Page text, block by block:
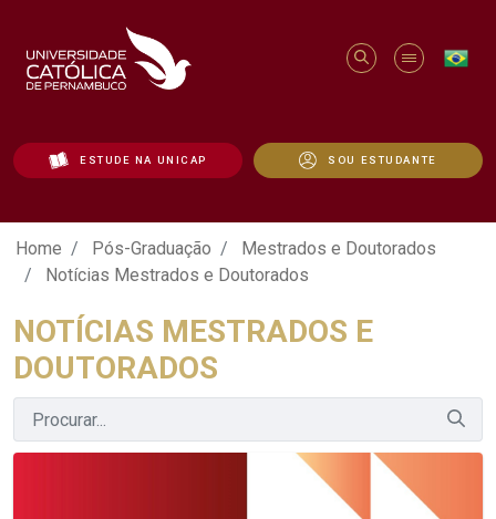
ESTUDE NA UNICAP SOU ESTUDANTE
Notícias Mestrados e Doutorados -
Home Pós-Graduação
Mestrados e Doutorados
Notícias Mestrados e Doutorados
NOTÍCIAS MESTRADOS E
DOUTORADOS